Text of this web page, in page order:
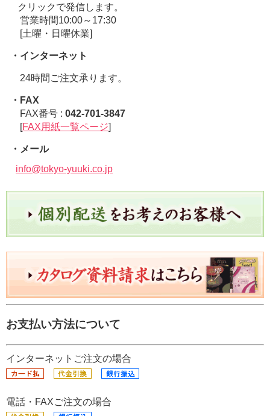
クリックで発信します。
営業時間10:00～17:30
[土曜・日曜休業]
・インターネット
24時間ご注文承ります。
・FAX
FAX番号 : 042-701-3847
[FAX用紙一覧ページ]
・メール
info@tokyo-yuuki.co.jp
お支払い方法について
インターネットご注文の場合
電話・FAXご注文の場合